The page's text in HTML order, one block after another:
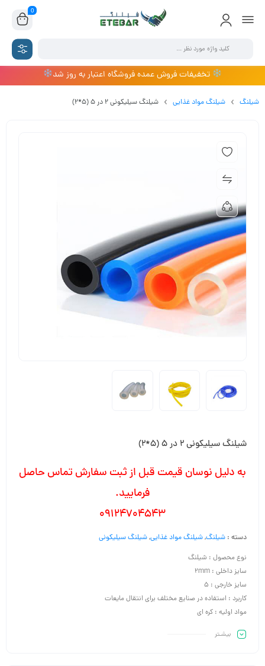
0
تخفیفات فروش عمده فروشگاه اعتبار به روز شد
شیلنگ شیلنگ مواد غذایی شیلنگ سیلیکونی 2 در 5 (5*2)
شیلنگ سیلیکونی 2 در 5 (5*2)
به دلیل نوسان قیمت قبل از ثبت سفارش تماس حاصل
فرمایید.
09124704543
دسته : شیلنگ,شیلنگ مواد غذایی,شیلنگ سیلیکونی
نوع محصول : شیلنگ
سایز داخلی : 2mm
سایز خارجی : 5
کاربرد : استفاده در صنایع مختلف برای انتقال مایعات
مواد اولیه : کره ای
بیشـتر